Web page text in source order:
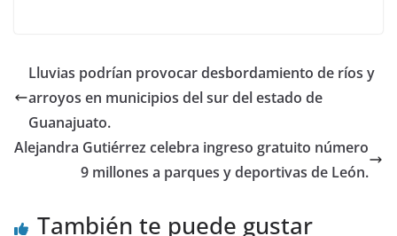
auditar a
Alejandra
Gutiérrez.
Gutiérrez se
dice dispuesta
a entregar
Lluvias podrían provocar desbordamiento de ríos y
arroyos en municipios del sur del estado de
Guanajuato.
Alejandra Gutiérrez celebra ingreso gratuito número
9 millones a parques y deportivas de León.
También te puede gustar